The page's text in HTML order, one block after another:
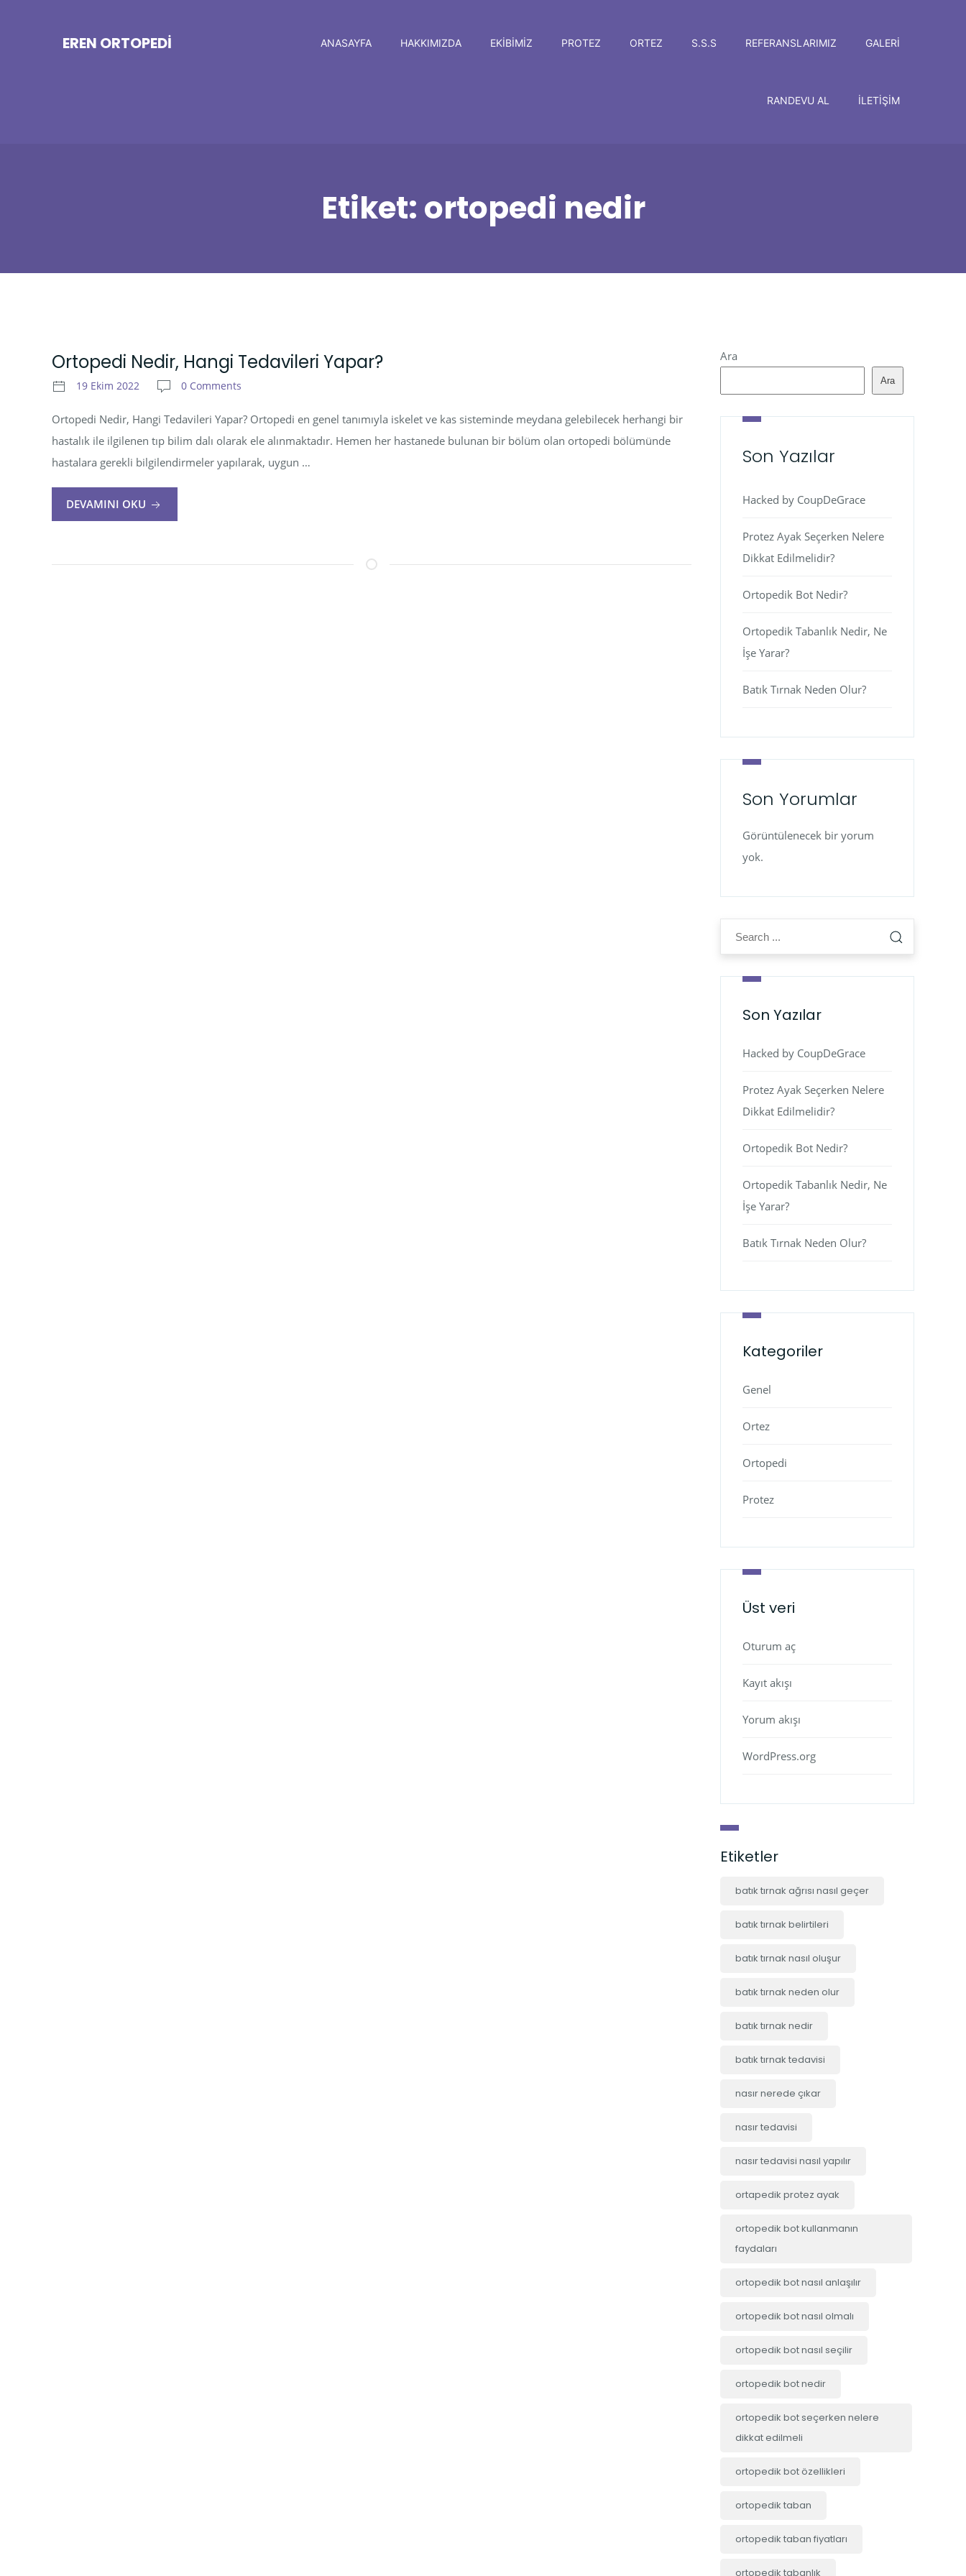
EREN ORTOPEDI ANASAYFA HAKKIMIZDA EKIBIMIZ PROTEZ ORTEZ S.S.S REFERANSLARIMIZ GALERI
RANDEVU AL İLETIŞIM
Etiket: ortopedi nedir
Ortopedi Nedir, Hangi Tedavileri Yapar?
19 Ekim 2022 0 Comments
Ortopedi Nedir, Hangi Tedavileri Yapar? Ortopedi en genel tanımıyla iskelet ve kas sisteminde meydana gelebilecek herhangi bir
hastalık ile ilgilenen tıp bilim dalı olarak ele alınmaktadır. Hemen her hastanede bulunan bir bölüm olan ortopedi bölümünde
hastalara gerekli bilgilendirmeler yapılarak, uygun …
DEVAMINI OKU
Ara
Ara
Son Yazılar
Hacked by CoupDeGrace
Protez Ayak Seçerken Nelere
Dikkat Edilmelidir?
Ortopedik Bot Nedir?
Ortopedik Tabanlık Nedir, Ne
İşe Yarar?
Batık Tırnak Neden Olur?
Son Yorumlar
Görüntülenecek bir yorum
yok.
Son Yazılar
Hacked by CoupDeGrace
Protez Ayak Seçerken Nelere
Dikkat Edilmelidir?
Ortopedik Bot Nedir?
Ortopedik Tabanlık Nedir, Ne
İşe Yarar?
Batık Tırnak Neden Olur?
Kategoriler
Genel
Ortez
Ortopedi
Protez
Üst veri
Oturum aç
Kayıt akışı
Yorum akışı
WordPress.org
Etiketler
batık tırnak ağrısı nasıl geçer
batık tırnak belirtileri
batık tırnak nasıl oluşur
batık tırnak neden olur
batık tırnak nedir
batık tırnak tedavisi
nasır nerede çıkar
nasır tedavisi
nasır tedavisi nasıl yapılır
ortapedik protez ayak
ortopedik bot kullanmanın
faydaları
ortopedik bot nasıl anlaşılır
ortopedik bot nasıl olmalı
ortopedik bot nasıl seçilir
ortopedik bot nedir
ortopedik bot seçerken nelere
dikkat edilmeli
ortopedik bot özellikleri
ortopedik taban
ortopedik taban fiyatları
ortopedik tabanlık